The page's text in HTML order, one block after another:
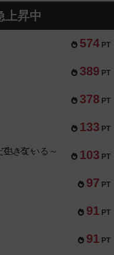
上昇中
574 PT
389 PT
378 PT
133 PT
103 PT
きている～
97 PT
91 PT
91 PT